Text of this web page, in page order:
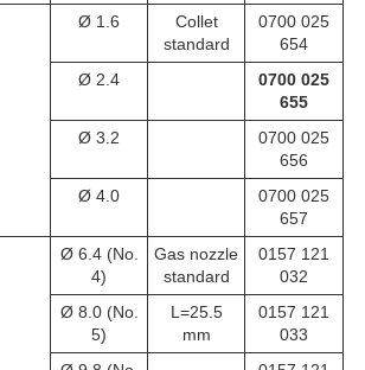
Ø 1.6
Collet
standard
0700 025
654
Ø 2.4
0700 025
655
Ø 3.2
0700 025
656
Ø 4.0
0700 025
657
Ø 6.4 (No.
4)
Gas nozzle
standard
0157 121
032
Ø 8.0 (No.
5)
L=25.5
mm
0157 121
033